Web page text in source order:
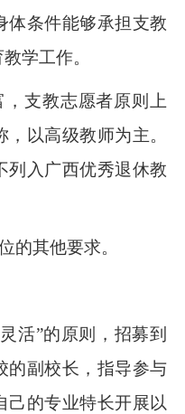
体条件能够承担支教
学工作。
支教志愿者原则上
以高级教师为主。
列入广西优秀退休教
的其他要求。
活”的原则，招募到
的副校长，指导参与
己的专业特长开展以